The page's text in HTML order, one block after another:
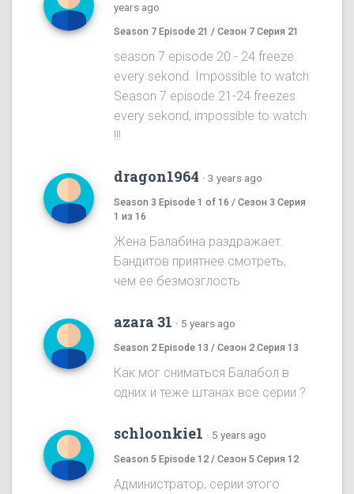
years ago
Season 7 Episode 21 / Сезон 7 Серия 21
season 7 episode 20 - 24 freeze
every sekond. Impossible to watch
Season 7 episode 21-24 freezes
every sekond, impossible to watch
!!!
dragon1964 · 3 years ago
Season 3 Episode 1 of 16 / Сезон 3 Серия
1 из 16
Жена Балабина раздражает.
Бандитов приятнее смотреть,
чем ее безмозглость
azara 31 · 5 years ago
Season 2 Episode 13 / Сезон 2 Серия 13
Как мог сниматься Балабол в
одних и теже штанах все серии ?
schloonkie1 · 5 years ago
Season 5 Episode 12 / Сезон 5 Серия 12
Администратор, серии этого